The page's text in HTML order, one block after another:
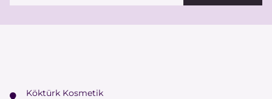
Köktürk Kosmetik